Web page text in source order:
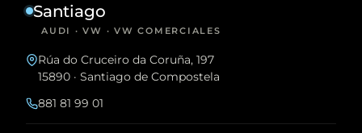
Santiago
AUDI · VW · VW COMERCIALES
Rúa do Cruceiro da Coruña, 197
15890 · Santiago de Compostela
881 81 99 01